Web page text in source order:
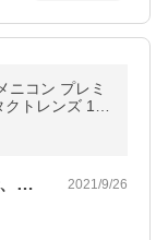
て
下の娘がコンタクトをつくったので、先に… 2021/9/26